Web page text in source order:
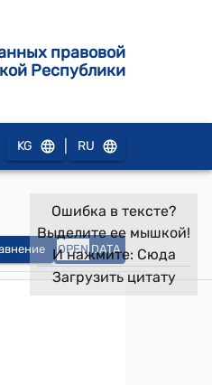
правовой
Республики
KG RU
OPEN DATA
Ошибка в тексте?
Выделите ее мышкой!
И нажмите: Сюда
Загрузить цитату